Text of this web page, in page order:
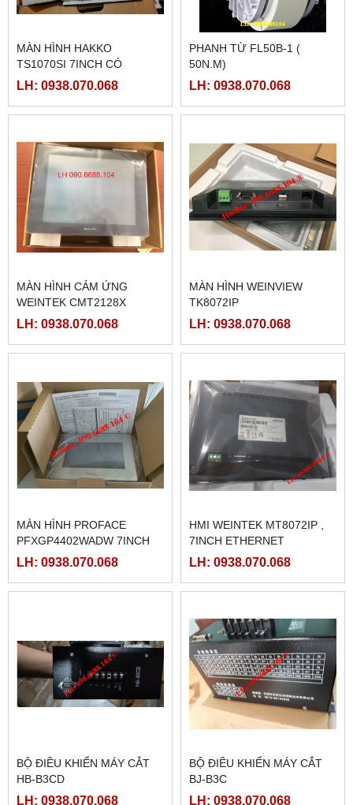
MÀN HÌNH HAKKO
TS1070SI 7INCH CÓ
ETHERNET
LH: 0938.070.068
PHANH TỪ FL50B-1 (
50N.M)
LH: 0938.070.068
MÀN HÌNH CẢM ỨNG
WEINTEK CMT2128X
LH: 0938.070.068
MÀN HÌNH WEINVIEW
TK8072IP
LH: 0938.070.068
MÀN HÌNH PROFACE
PFXGP4402WADW 7INCH
LH: 0938.070.068
HMI WEINTEK MT8072IP ,
7INCH ETHERNET
LH: 0938.070.068
BỘ ĐIỀU KHIỂN MÁY CẮT
HB-B3CD
LH: 0938.070.068
BỘ ĐIỀU KHIỂN MÁY CẮT
BJ-B3C
LH: 0938.070.068